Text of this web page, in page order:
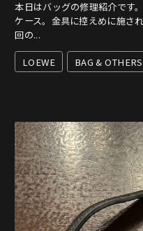
本日はバッグの修理紹介です
ケース。金具に控えめに施さ
回の...
LOEWE BAG &